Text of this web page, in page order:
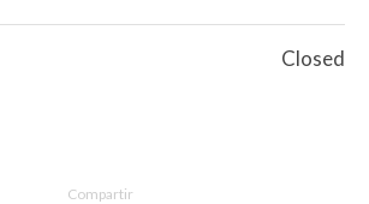
Closed
Compartir